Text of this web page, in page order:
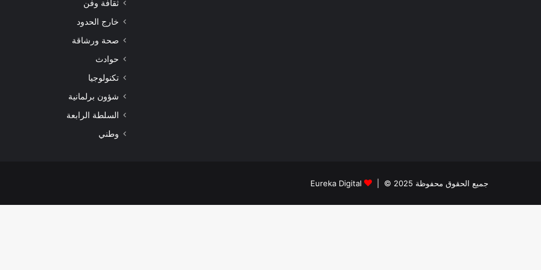
ثقافة وفن
خارج الحدود
صحة ورشاقة
حوادث
تكنولوجيا
شؤون برلمانية
السلطة الرابعة
وطني
جميع الحقوق محفوظة 2025 © | Eureka Digital